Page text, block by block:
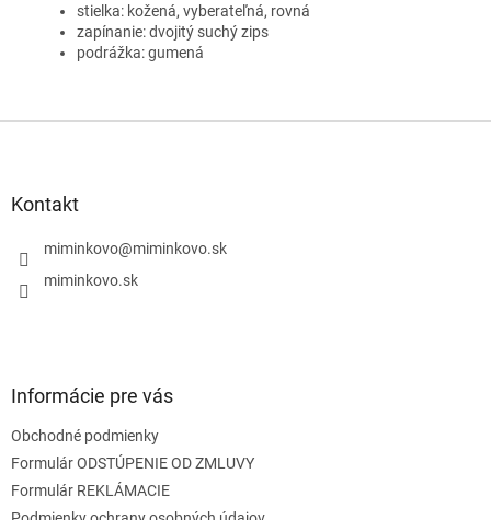
stielka: kožená, vyberateľná, rovná
zapínanie: dvojitý suchý zips
podrážka: gumená
Kontakt
miminkovo@miminkovo.sk
miminkovo.sk
Informácie pre vás
Obchodné podmienky
Formulár ODSTÚPENIE OD ZMLUVY
Formulár REKLÁMACIE